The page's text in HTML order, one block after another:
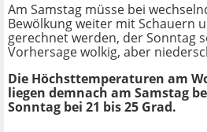
Am Samstag müsse bei
Bewölkung weiter mit Schauern
gerechnet werden, der Sonntag
Vorhersage wolkig, aber
Die Höchsttemperaturen am
liegen demnach am Samstag
Sonntag bei 21 bis 25 Grad.